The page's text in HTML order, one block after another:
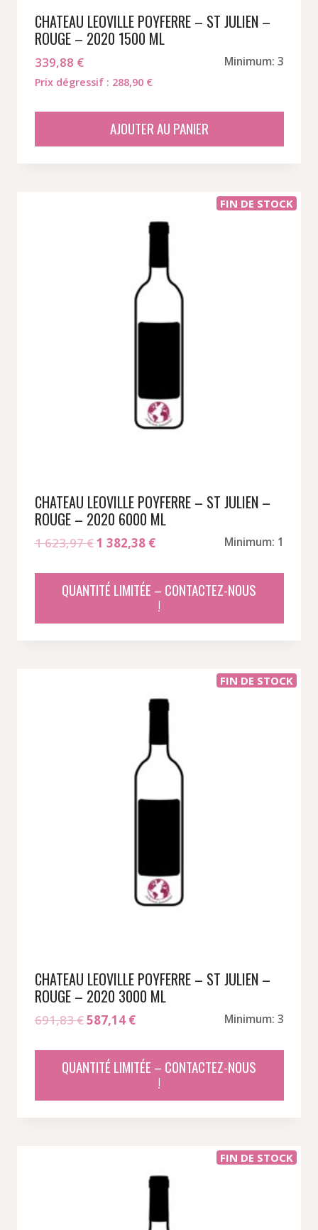
CHATEAU LEOVILLE POYFERRE – ST JULIEN –
ROUGE – 2020 1500 ML
339,88 € Minimum: 3
Prix dégressif : 288,90 €
AJOUTER AU PANIER
FIN DE STOCK
CHATEAU LEOVILLE POYFERRE – ST JULIEN –
ROUGE – 2020 6000 ML
1 623,97€Le
initial
était :
623,97 €.
1 382,38 €Le
est :
382,38 €.
Minimum: 1
QUANTITÉ LIMITÉE – CONTACTEZ-NOUS
!
FIN DE STOCK
CHATEAU LEOVILLE POYFERRE – ST JULIEN –
ROUGE – 2020 3000 ML
691,83€Le
initial
était :
587,14 €Le
actuel
est :
Minimum: 3
QUANTITÉ LIMITÉE – CONTACTEZ-NOUS
!
FIN DE STOCK